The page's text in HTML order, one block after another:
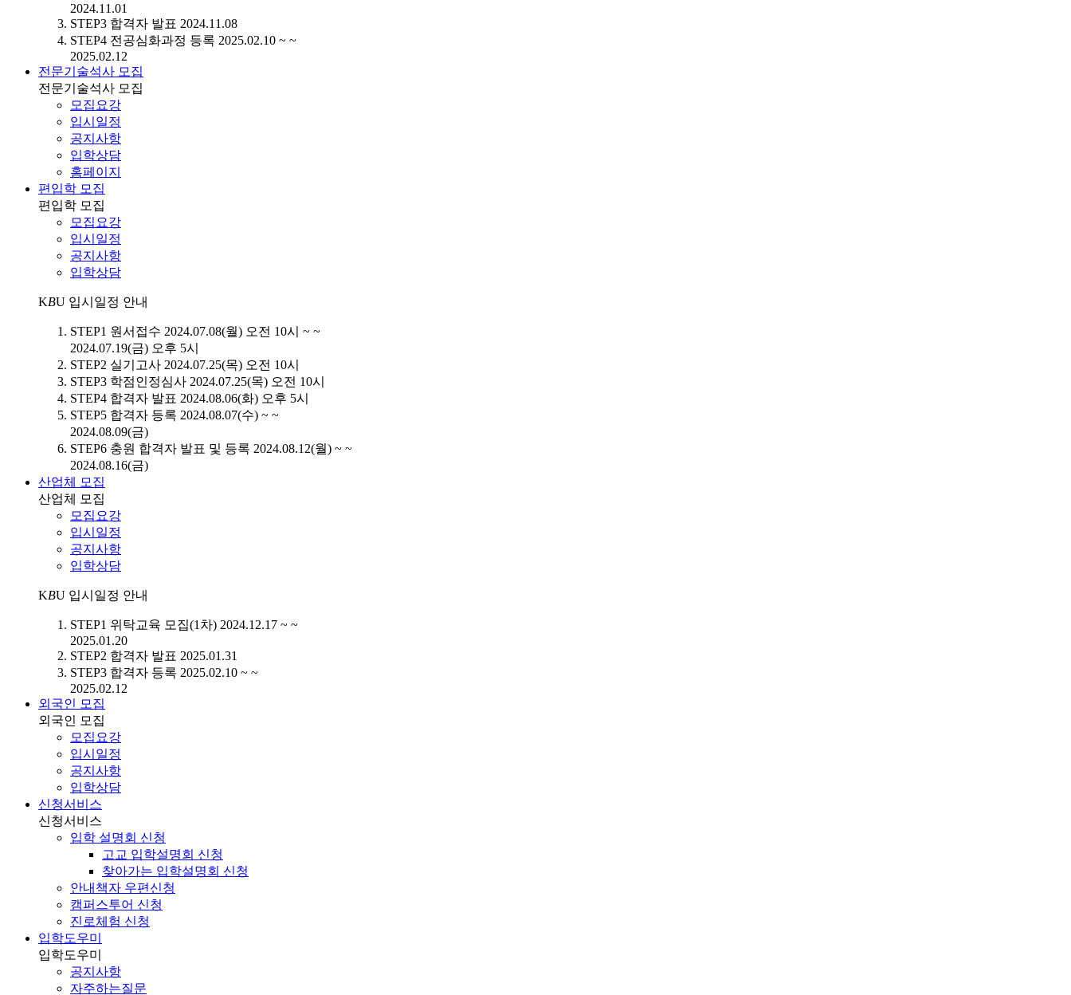
2024.11.01
STEP3 합격자 발표 2024.11.08
STEP4 전공심화과정 등록 2025.02.10 ~ ~
2025.02.12
전문기술석사 모집
전문기술석사 모집
모집요강
입시일정
공지사항
입학상담
홈페이지
편입학 모집
편입학 모집
모집요강
입시일정
공지사항
입학상담
KBU 입시일정 안내
STEP1 원서접수 2024.07.08(월) 오전 10시 ~ ~
2024.07.19(금) 오후 5시
STEP2 실기고사 2024.07.25(목) 오전 10시
STEP3 학점인정심사 2024.07.25(목) 오전 10시
STEP4 합격자 발표 2024.08.06(화) 오후 5시
STEP5 합격자 등록 2024.08.07(수) ~ ~
2024.08.09(금)
STEP6 충원 합격자 발표 및 등록 2024.08.12(월) ~ ~
2024.08.16(금)
산업체 모집
산업체 모집
모집요강
입시일정
공지사항
입학상담
KBU 입시일정 안내
STEP1 위탁교육 모집(1차) 2024.12.17 ~ ~
2025.01.20
STEP2 합격자 발표 2025.01.31
STEP3 합격자 등록 2025.02.10 ~ ~
2025.02.12
외국인 모집
외국인 모집
모집요강
입시일정
공지사항
입학상담
신청서비스
신청서비스
입학 설명회 신청
고교 입학설명회 신청
찾아가는 입학설명회 신청
안내책자 우편신청
캠퍼스투어 신청
진로체험 신청
입학도우미
입학도우미
공지사항
자주하는질문